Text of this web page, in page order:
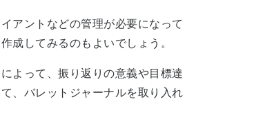
アントなどの管理が必要になって
成してみるのもよいでしょう。
よって、振り返りの意義や目標達
、バレットジャーナルを取り入れ